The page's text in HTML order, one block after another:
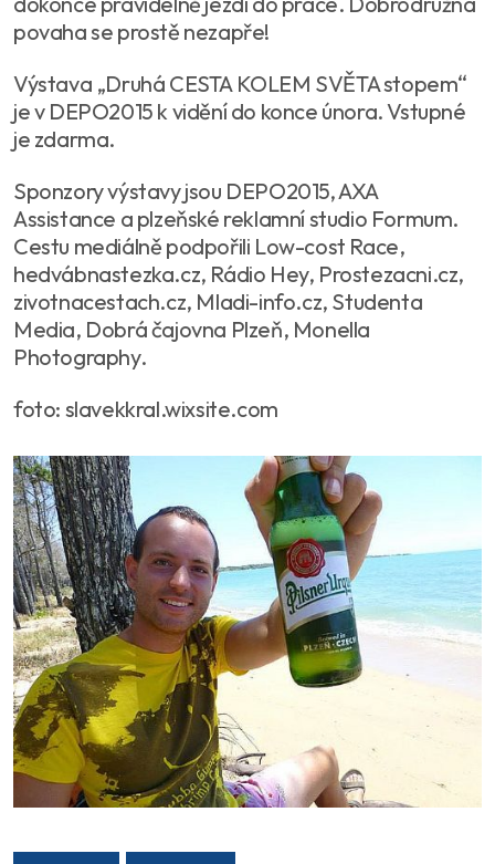
povaha se prostě nezapře!
Výstava „Druhá CESTA KOLEM SVĚTA stopem“
je v DEPO2015 k vidění do konce února. Vstupné
je zdarma.
Sponzory výstavy jsou DEPO2015, AXA
Assistance a plzeňské reklamní studio Formum.
Cestu mediálně podpořili Low-cost Race,
hedvábnastezka.cz, Rádio Hey, Prostezacni.cz,
zivotnacestach.cz, Mladi-info.cz, Studenta
Media, Dobrá čajovna Plzeň, Monella
Photography.
foto: slavekkral.wixsite.com